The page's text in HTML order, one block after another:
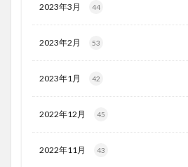
2023年3月 44
2023年2月 53
2023年1月 42
2022年12月 45
2022年11月 43